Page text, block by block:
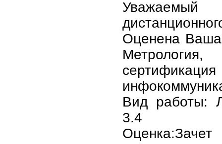
Оценена Ваша
Вид работы:
3.4
Оценка:Зачет